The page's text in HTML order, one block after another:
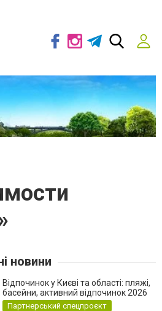
новини
Відпочинок у Києві та області: пляжі,
басейни, активний відпочинок 2026
Партнерський спецпроєкт